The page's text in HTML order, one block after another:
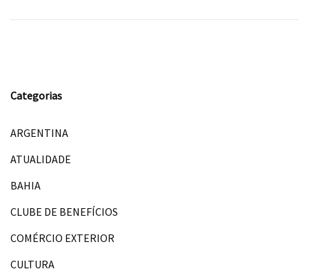
Categorias
ARGENTINA
ATUALIDADE
BAHIA
CLUBE DE BENEFÍCIOS
COMÉRCIO EXTERIOR
CULTURA